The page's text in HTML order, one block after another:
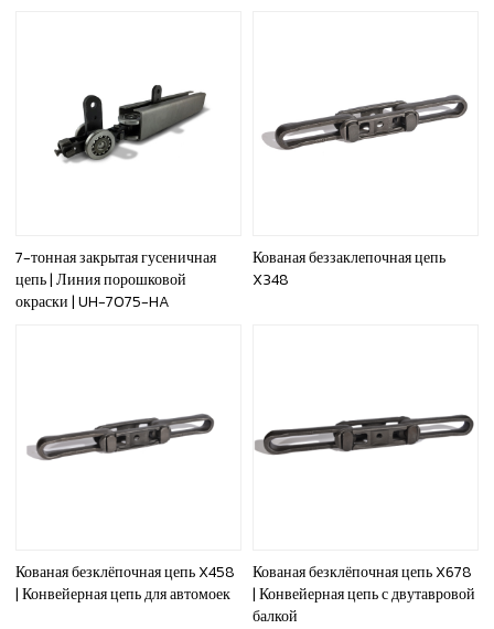
7-тонная закрытая гусеничная
цепь | Линия порошковой
окраски | UH-7075-HA
Кованая беззаклепочная цепь
X348
Кованая безклёпочная цепь X458
| Конвейерная цепь для автомоек
Кованая безклёпочная цепь X678
| Конвейерная цепь с двутавровой
балкой